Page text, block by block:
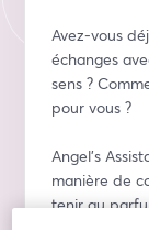
Avez-vous
échanges
sens ?
pour vous ?
Angel’s
manière de
tenir au